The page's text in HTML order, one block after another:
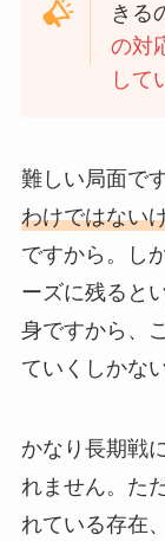
きる
の対
して
難しい局面で
わけではない
ですから。し
ーズに残ると
身ですから、
ていくしかな
かなり長期戦
れません。た
れている存在